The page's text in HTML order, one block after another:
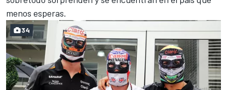
menos esperas.
34